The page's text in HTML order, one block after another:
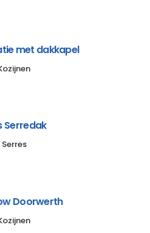
met dakkapel
Serredak
Serres
Doorwerth